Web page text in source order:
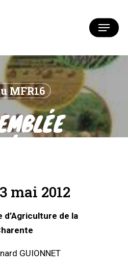
Menu
MFR16
mai 2012
d’Agriculture de la
GUIONNET
Close